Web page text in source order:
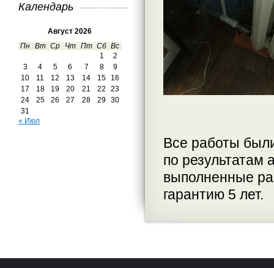
Календарь
Август 2026
Пн Вт Ср Чт Пт Сб Вс
1
2
3
4 5 6 7 8
9
10
11 12 13 14 15
16
17
18 19 20 21 22
23
24
25 26 27 28 29
30
31
« Июл
Все работы
по результатам
выполненные
гарантию 5 лет.